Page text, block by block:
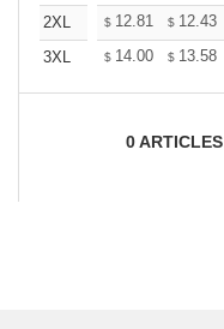
2XL
$ 12.81 $ 12.43
3XL
$ 14.00 $ 13.58
0ARTICLES